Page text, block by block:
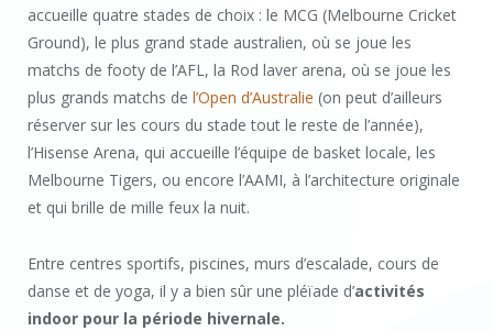
accueille quatre stades de choix : le MCG (Melbourne Cricket
Ground), le plus grand stade australien, où se joue les
matchs de footy de l’AFL, la Rod laver arena, où se joue les
plus grands matchs de l’Open d’Australie (on peut d’ailleurs
réserver sur les cours du stade tout le reste de l’année),
l’Hisense Arena, qui accueille l’équipe de basket locale, les
Melbourne Tigers, ou encore l’AAMI, à l’architecture originale
et qui brille de mille feux la nuit.
Entre centres sportifs, piscines, murs d’escalade, cours de
danse et de yoga, il y a bien sûr une pléïade d’activités
indoor pour la période hivernale.